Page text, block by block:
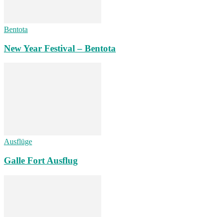
Bentota
New Year Festival – Bentota
Ausflüge
Galle Fort Ausflug